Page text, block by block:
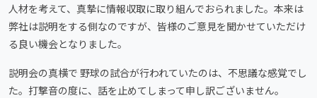
人材を考えて、真摯に情報収取に取り組んでおられました。本来は
弊社は説明をする側なのですが、皆様のご意見を聞かせていただけ
る良い機会となりました。
説明会の真横で 野球の試合が行われていたのは、不思議な感覚でし
た。打撃音の度に、話を止めてしまって申し訳ございません。